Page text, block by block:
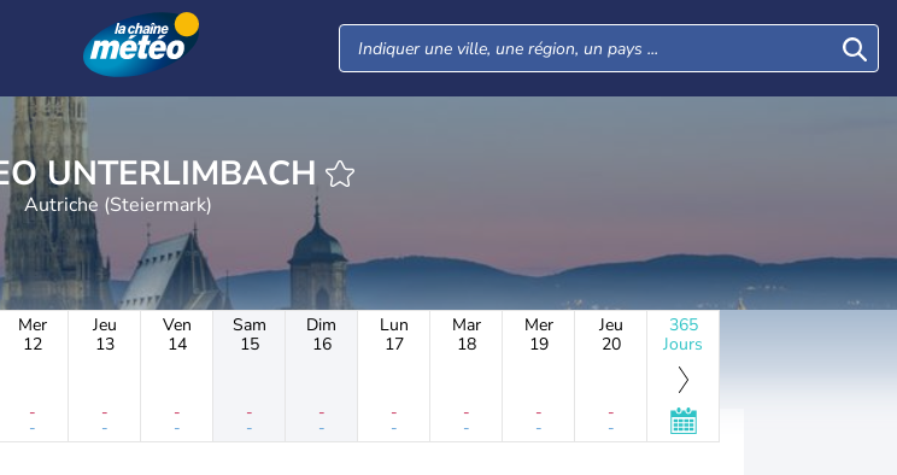
METEO UNTERLIMBACH
Autriche (Steiermark)
Mer
12
-
-
Jeu
13
-
-
Ven
14
-
-
Sam
15
-
-
Dim
16
-
-
Lun
17
-
-
Mar
18
-
-
Mer
19
-
-
Jeu
20
-
-
365
Jours